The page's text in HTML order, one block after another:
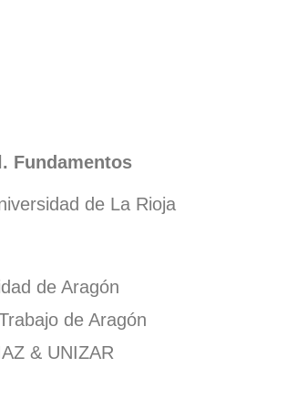
Fundamentos
de La Rioja
de Aragón
de Aragón
& UNIZAR